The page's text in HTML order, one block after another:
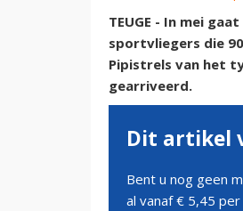
TEUGE - In mei
sportvliegers die
Pipistrels van het
gearriveerd.
Dit artikel
Bent u nog geen
al vanaf € 5,45